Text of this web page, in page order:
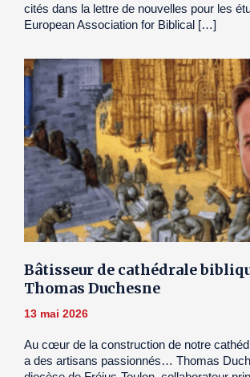
cités dans la lettre de nouvelles pour les
European Association for Biblical […]
Bâtisseur de cathédrale
Thomas Duchesne
13 mai 2026
Au cœur de la construction de notre
a des artisans passionnés… Thomas